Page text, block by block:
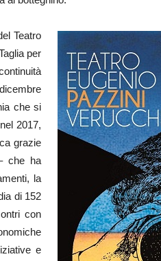
Teatro
per
che si
2017,
grazie
che ha
la
di 152
con
e